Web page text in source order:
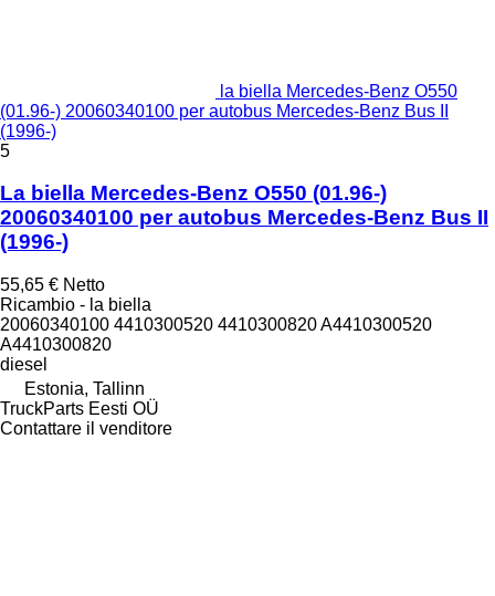
la biella Mercedes-Benz O550
(01.96-) 20060340100 per autobus Mercedes-Benz Bus II
(1996-)
5
La biella Mercedes-Benz O550 (01.96-)
20060340100 per autobus Mercedes-Benz Bus II
(1996-)
55,65 € Netto
Ricambio - la biella
20060340100 4410300520 4410300820 A4410300520
A4410300820
diesel
Estonia, Tallinn
TruckParts Eesti OÜ
Contattare il venditore